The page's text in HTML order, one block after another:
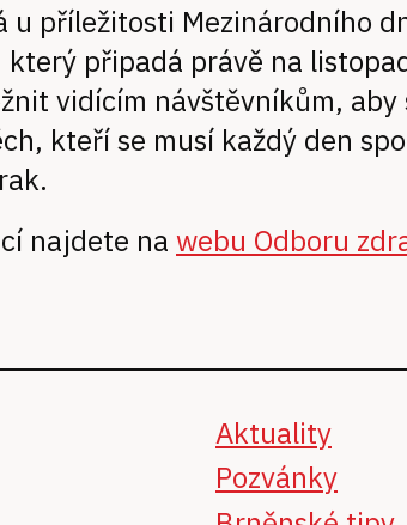
u příležitosti Mezinárodního
který připadá právě na
vidícím návštěvníkům, aby
kteří se musí každý den
najdete na webu Odboru
Aktuality
Pozvánky